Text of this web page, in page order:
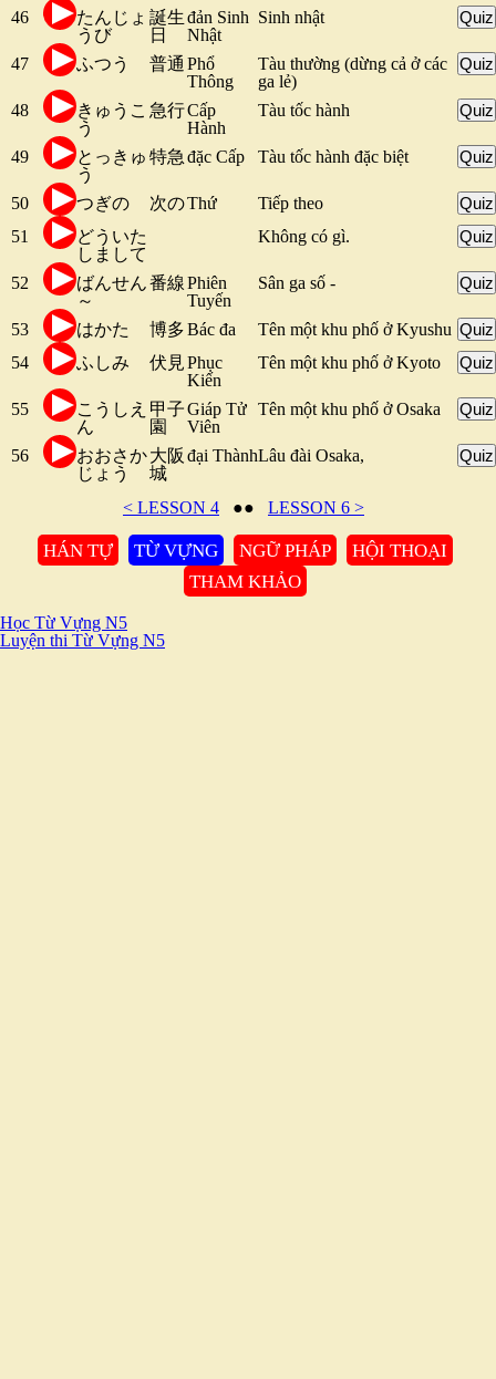
46
たんじょ
うび
誕生
日
đản Sinh
Nhật
Sinh nhật Quiz
47 ふつう 普通 Phổ
Thông
Tàu thường (dừng cả ở các
ga lẻ)
Quiz
48
きゅうこ
う
急行Cấp
Hành
Tàu tốc hành Quiz
49
とっきゅ
う
特急 đặc Cấp Tàu tốc hành đặc biệt Quiz
50 つぎの 次のThứ Tiếp theo
Quiz
51
どういた
しまして
Không có gì. Quiz
52
ばんせん
～
番線Phiên
Tuyến
Sân ga số - Quiz
53 はかた 博多Bác đa Tên một khu phố ở Kyushu Quiz
54
ふしみ 伏見Phục
Kiến
Tên một khu phố ở Kyoto Quiz
55
こうしえ
ん
甲子
園
Giáp Tử
Viên
Tên một khu phố ở Osaka Quiz
56
おおさか
じょう
大阪
城
đại ThànhLâu đài Osaka, Quiz
< LESSON 4 ●● LESSON 6 >
HÁN TỰ TỪ VỰNG NGỮ PHÁP
HỘI THOẠI
THAM KHẢO
Học Từ Vựng N5
Luyện thi Từ Vựng N5